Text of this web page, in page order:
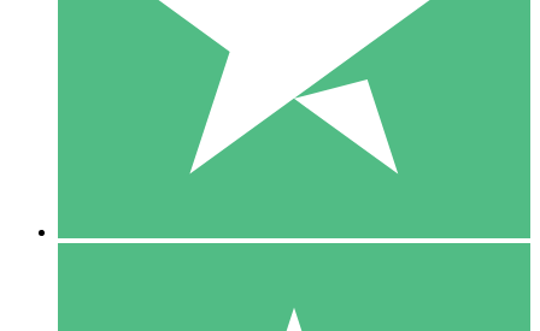
10 00
10 Descargas